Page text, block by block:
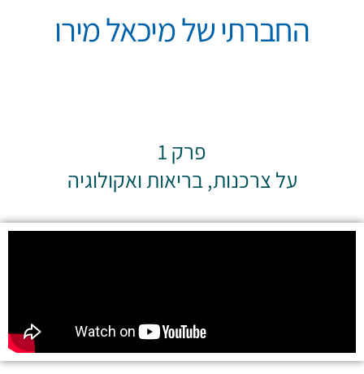
החברתי של מיכאל מירו
פרק 1
על צרכנות, בריאות ואקולוגיה